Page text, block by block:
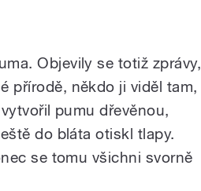
Objevily se totiž zprávy,
přírodě, někdo ji viděl tam,
pumu dřevěnou,
do bláta otiskl tlapy.
se tomu všichni svorně